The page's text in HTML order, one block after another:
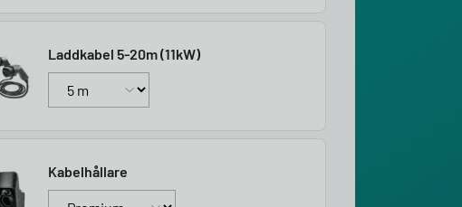
Laddkabel 5-20m (11kW)
Kabelhållare